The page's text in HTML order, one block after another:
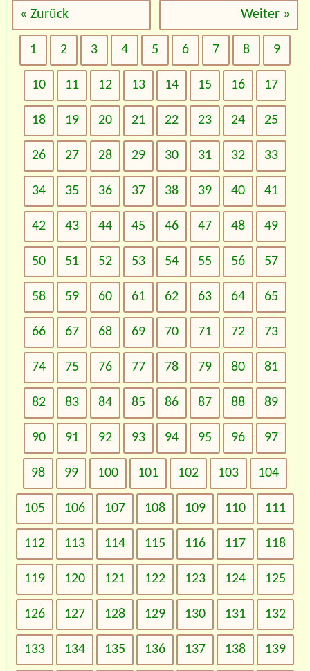
« Zurück Weiter »
1 2 3 4 5 6 7 8 9
10 11 12 13 14 15 16 17
18 19 20 21 22 23 24 25
26 27 28 29 30 31 32 33
34 35 36 37 38 39 40 41
42 43 44 45 46 47 48 49
50 51 52 53 54 55 56 57
58 59 60 61 62 63 64 65
66 67 68 69 70 71 72 73
74 75 76 77 78 79 80 81
82 83 84 85 86 87 88 89
90 91 92 93 94 95 96 97
98 99 100 101 102 103 104
105 106 107 108 109 110 111
112 113 114 115 116 117 118
119 120 121 122 123 124 125
126 127 128 129 130 131 132
133 134 135 136 137 138 139